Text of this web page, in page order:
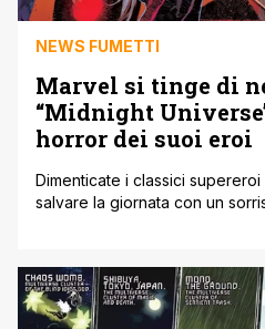
NEWS FUMETTI
Marvel si tinge di
“Midnight
horror dei suoi eroi
Dimenticate i classici
salvare la giornata con un
di una nuova linea editoriale
alternativo, dove le icone che
stravolte in [']